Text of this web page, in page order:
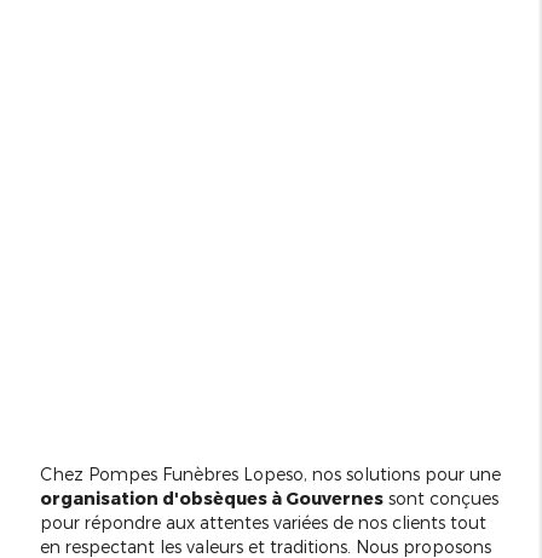
Chez Pompes Funèbres Lopeso, nos solutions pour une
organisation d'obsèques à Gouvernessont conçues
pour répondre aux attentes variées de nos clients tout
en respectant les valeurs et traditions. Nous proposons